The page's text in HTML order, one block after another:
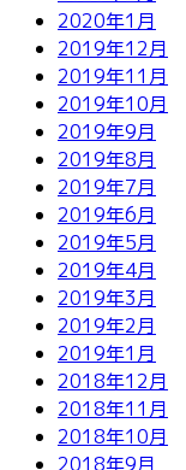
2020年1月
2019年12月
2019年11月
2019年10月
2019年9月
2019年8月
2019年7月
2019年6月
2019年5月
2019年4月
2019年3月
2019年2月
2019年1月
2018年12月
2018年11月
2018年10月
2018年9月